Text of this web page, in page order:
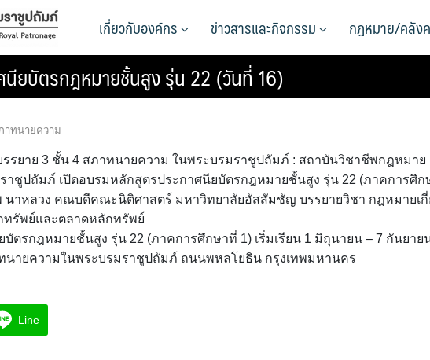
เกี่ยวกับองค์กร ข่าวสารและกิจกรรม กฎหมาย/คลัง
ยบัตรกฎหมายชั้นสูง รุ่น 22 (วันที่ 16)
าทนายความ
รยาย 3 ชั้น 4 สภาทนายความ ในพระบรมราชูปถัมภ์ : สถาบันวิชาชีพกฎหมาย
ชูปถัมภ์ เปิดอบรมหลักสูตรประกาศนียบัตรกฎหมายชั้นสูง รุ่น 22 (ภาคการศึก
นาหลวง คณบดีคณะนิติศาสตร์ มหาวิทยาลัยอัสสัมชัญ บรรยายวิชา กฎหมายเกี่
ทรัพย์และตลาดหลักทรัพย์
ตรกฎหมายชั้นสูง รุ่น 22 (ภาคการศึกษาที่ 1) เริ่มเรียน 1 มิถุนายน – 7 กันยาย
นายความในพระบรมราชูปถัมภ์ ถนนพหลโยธิน กรุงเทพมหานคร
Line